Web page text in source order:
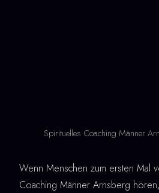
Spirituelles Coaching Männer
Wenn Menschen zum ersten Mal
Coaching Männer Arnsberg